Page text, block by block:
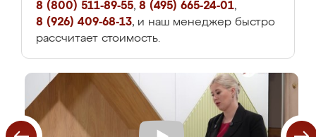
8 (800) 511-89-55, 8 (495) 665-24-01,
8 (926) 409-68-13, и наш менеджер быстро
рассчитает стоимость.